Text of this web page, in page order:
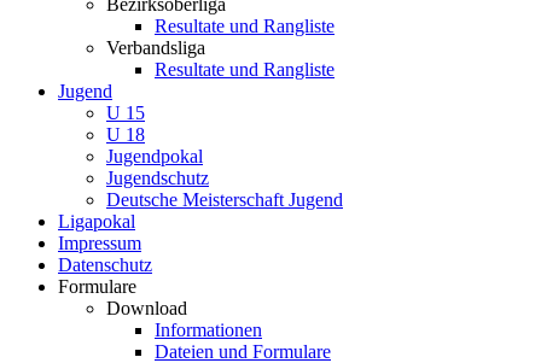
Bezirksoberliga
Resultate und Rangliste
Verbandsliga
Resultate und Rangliste
Jugend
U 15
U 18
Jugendpokal
Jugendschutz
Deutsche Meisterschaft Jugend
Ligapokal
Impressum
Datenschutz
Formulare
Download
Informationen
Dateien und Formulare